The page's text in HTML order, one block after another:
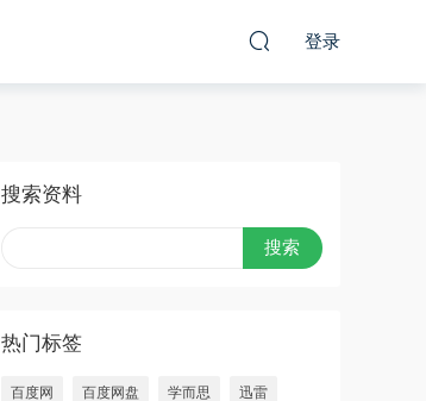
登录
搜索资料
热门标签
百度网 百度网盘 学而思 迅雷